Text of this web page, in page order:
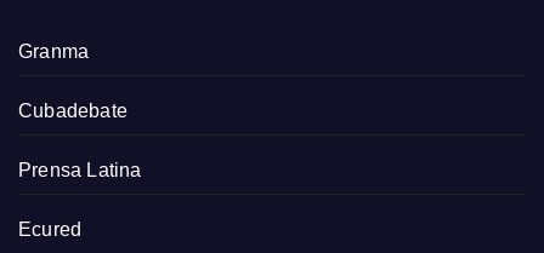
Granma
Cubadebate
Prensa Latina
Ecured